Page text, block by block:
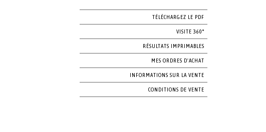
TÉLÉCHARGEZ LE PDF
VISITE 360°
RÉSULTATS IMPRIMABLES
MES ORDRES D'ACHAT
INFORMATIONS SUR LA VENTE
CONDITIONS DE VENTE